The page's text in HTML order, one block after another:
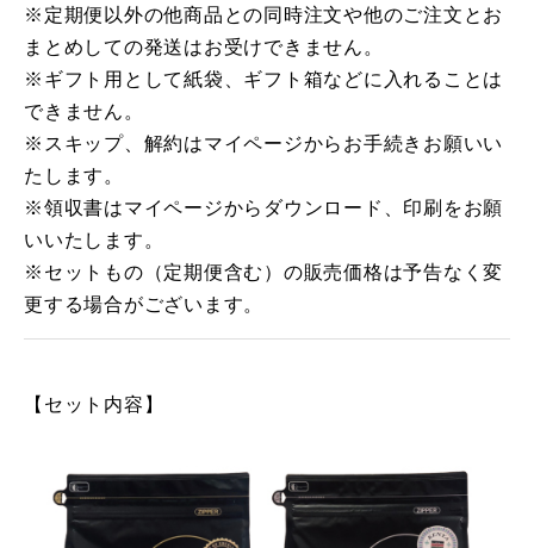
※定期便以外の他商品との同時注文や他のご注文とお
まとめしての発送はお受けできません。
※ギフト用として紙袋、ギフト箱などに入れることは
できません。
※スキップ、解約はマイページからお手続きお願いい
たします。
※領収書はマイページからダウンロード、印刷をお願
いいたします。
※セットもの（定期便含む）の販売価格は予告なく変
更する場合がございます。
【セット内容】